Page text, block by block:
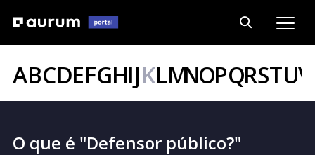
ABCDEFGHIJKLMNOPQRSTUV
O que é "Defensor público?"